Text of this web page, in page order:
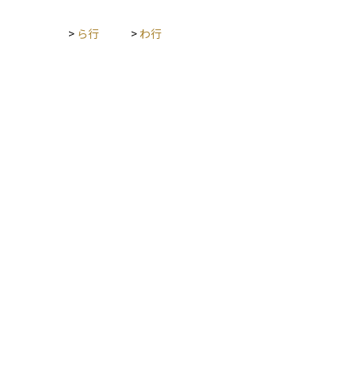
> ら行 > わ行